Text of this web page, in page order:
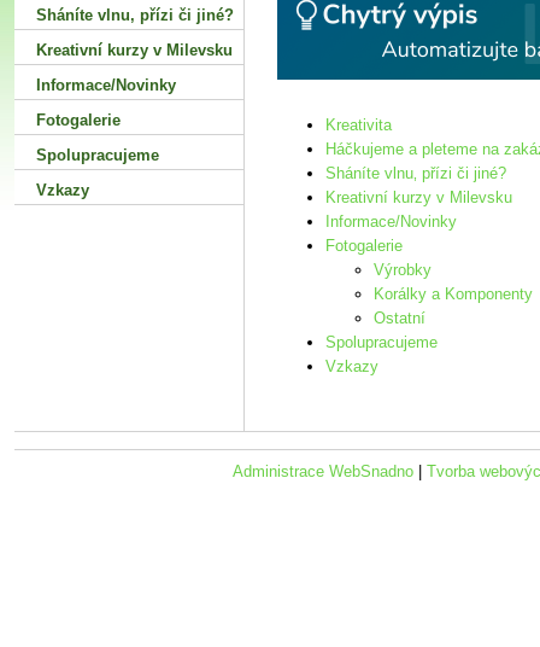
Kreativita
Háčkujeme a pleteme na
Sháníte vlnu‚ přízi či jiné?
Kreativní kurzy v Milevsku
Informace/Novinky
Fotogalerie
Výrobky
Korálky a Komponenty
Ostatní
Spolupracujeme
Vzkazy
Sháníte vlnu‚ přízi či jiné?
Kreativní kurzy v Milevsku
Informace/Novinky
Fotogalerie
Spolupracujeme
Vzkazy
Administrace WebSnadno Tvorba